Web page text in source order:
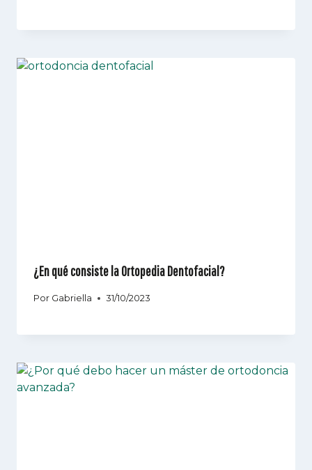
¿En qué consiste la Ortopedia Dentofacial?
Por Gabriella 31/10/2023